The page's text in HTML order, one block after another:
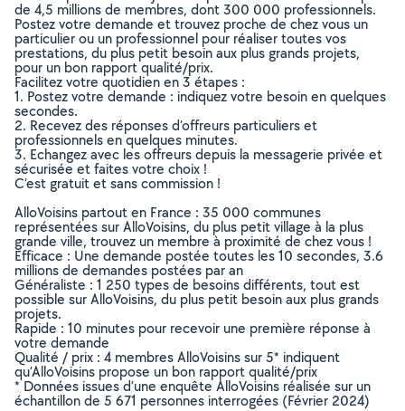
de 4,5 millions de membres, dont 300 000 professionnels.
Postez votre demande et trouvez proche de chez vous un
particulier ou un professionnel pour réaliser toutes vos
prestations, du plus petit besoin aux plus grands projets,
pour un bon rapport qualité/prix.
Facilitez votre quotidien en 3 étapes :
1. Postez votre demande : indiquez votre besoin en quelques
secondes.
2. Recevez des réponses d’offreurs particuliers et
professionnels en quelques minutes.
3. Echangez avec les offreurs depuis la messagerie privée et
sécurisée et faites votre choix !
C’est gratuit et sans commission !
AlloVoisins partout en France : 35 000 communes
représentées sur AlloVoisins, du plus petit village à la plus
grande ville, trouvez un membre à proximité de chez vous !
Efficace : Une demande postée toutes les 10 secondes, 3.6
millions de demandes postées par an
Généraliste : 1 250 types de besoins différents, tout est
possible sur AlloVoisins, du plus petit besoin aux plus grands
projets.
Rapide : 10 minutes pour recevoir une première réponse à
votre demande
Qualité / prix : 4 membres AlloVoisins sur 5* indiquent
qu’AlloVoisins propose un bon rapport qualité/prix
* Données issues d’une enquête AlloVoisins réalisée sur un
échantillon de 5 671 personnes interrogées (Février 2024)